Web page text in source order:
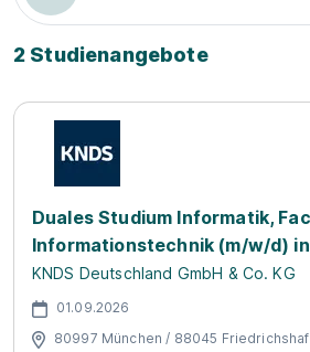
2 Studienangebote
Duales Studium Informatik,
Informationstechnik (m/w/d)
KNDS Deutschland GmbH & Co. KG
01.09.2026
80997 München / 88045